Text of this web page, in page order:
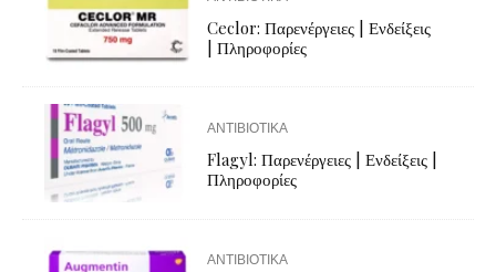
Ceclor: Παρενέργειες | Ενδείξεις
| Πληροφορίες
ΑΝΤΙΒΙΟΤΙΚΑ
Flagyl: Παρενέργειες | Ενδείξεις |
Πληροφορίες
ΑΝΤΙΒΙΟΤΙΚΑ